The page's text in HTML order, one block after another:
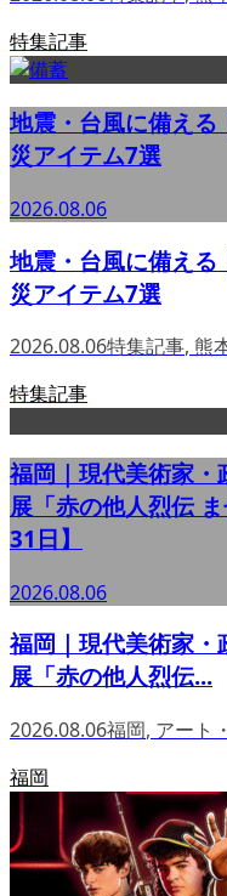
特集記事
地震・台風に備え
災アイテム7選
2026.08.06
地震・台風に備え
災アイテム7選
2026.08.06特集記事, 熊
特集記事
福岡｜現代美術家
展「赤の他人烈伝
31日】
2026.08.06
福岡｜現代美術家
展「赤の他人烈伝...
2026.08.06福岡, アート
福岡